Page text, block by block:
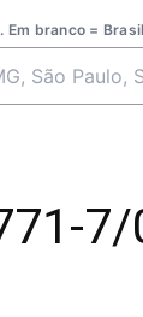
. Em branco = Brasil